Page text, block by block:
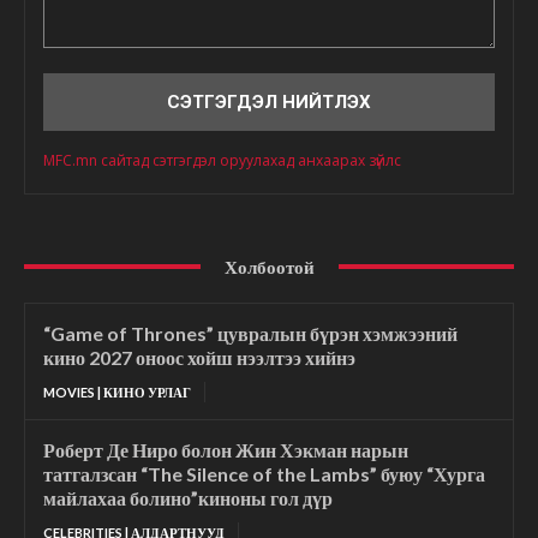
MFC.mn сайтад сэтгэгдэл оруулахад анхаарах зүйлс
Холбоотой
“Game of Thrones” цувралын бүрэн хэмжээний
кино 2027 оноос хойш нээлтээ хийнэ
MOVIES | КИНО УРЛАГ
Роберт Де Ниро болон Жин Хэкман нарын
татгалзсан “The Silence of the Lambs” буюу “Хурга
майлахаа болино”киноны гол дүр
CELEBRITIES | АЛДАРТНУУД